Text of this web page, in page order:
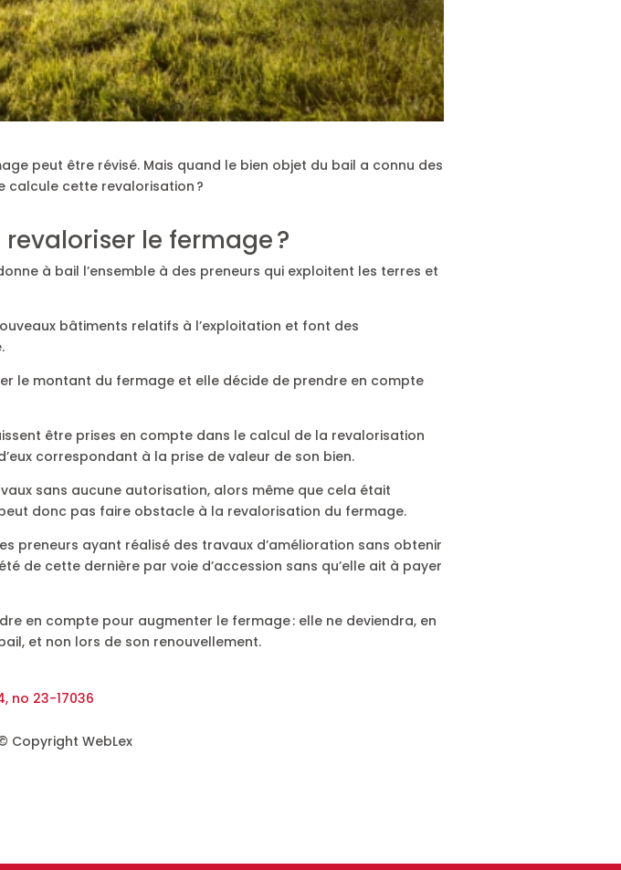
peut être révisé. Mais quand le bien objet du bail a connu des
calcule cette revalorisation ?
le fermage ?
à bail l’ensemble à des preneurs qui exploitent les terres et
bâtiments relatifs à l’exploitation et font des
le montant du fermage et elle décide de prendre en compte
être prises en compte dans le calcul de la revalorisation
correspondant à la prise de valeur de son bien.
sans aucune autorisation, alors même que cela était
donc pas faire obstacle à la revalorisation du fermage.
preneurs ayant réalisé des travaux d’amélioration sans obtenir
de cette dernière par voie d’accession sans qu’elle ait à payer
en compte pour augmenter le fermage : elle ne deviendra, en
et non lors de son renouvellement.
no 23-17036
Copyright WebLex